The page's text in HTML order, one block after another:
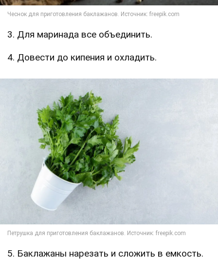
3. Для маринада все объединить.
4. Довести до кипения и охладить.
5. Баклажаны нарезать и сложить в емкость.